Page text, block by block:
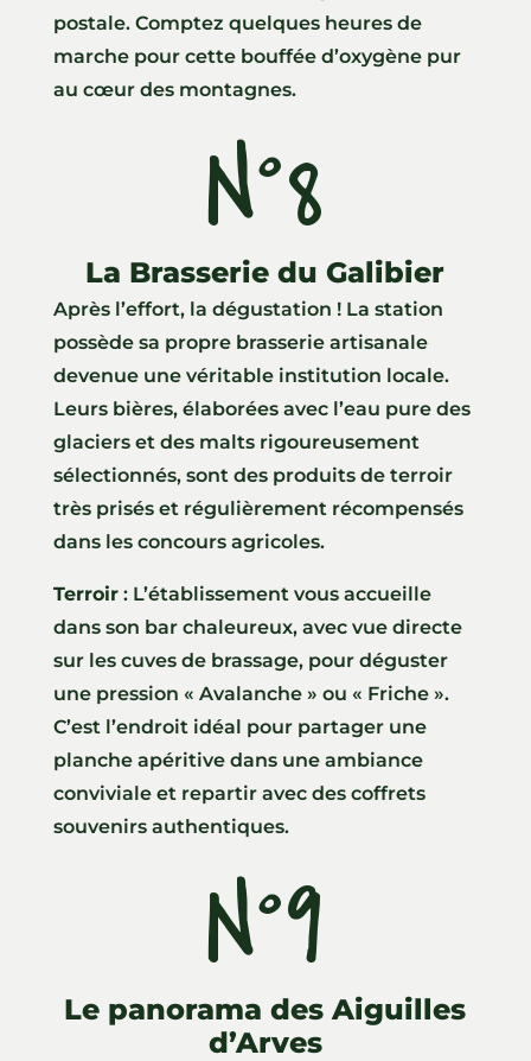
postale. Comptez quelques heures de
marche pour cette bouffée d’oxygène pur
au cœur des montagnes.
N°8
La Brasserie du Galibier
Après l’effort, la dégustation ! La station
possède sa propre brasserie artisanale
devenue une véritable institution locale.
Leurs bières, élaborées avec l’eau pure des
glaciers et des malts rigoureusement
sélectionnés, sont des produits de terroir
très prisés et régulièrement récompensés
dans les concours agricoles.
Terroir: L’établissement vous accueille
dans son bar chaleureux, avec vue directe
sur les cuves de brassage, pour déguster
une pression « Avalanche » ou « Friche ».
C’est l’endroit idéal pour partager une
planche apéritive dans une ambiance
conviviale et repartir avec des coffrets
souvenirs authentiques.
N°9
Le panorama des Aiguilles
d’Arves